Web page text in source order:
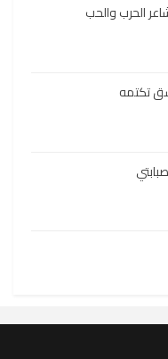
الحرب والحب
تكتمه